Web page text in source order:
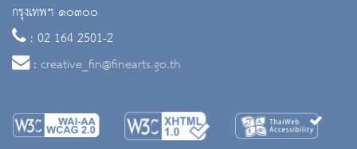
กรุงเทพฯ ๑๐๓๐๐
: 02 164 2501-2
: creative_fin@finearts.go.th